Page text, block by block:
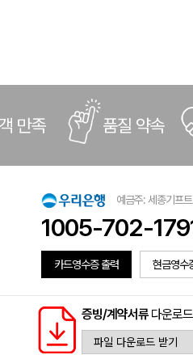
만족 품질 약속
예금주: 세종기프
1005-702-
카드영수증 출력 현금영수
증빙/계약서류다운로드